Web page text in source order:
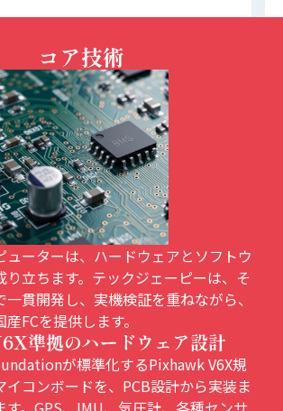
コア技術
ューターは、ハードウェアとソフトウ
り立ちます。テックジェーピーは、そ
貫開発し、実機検証を重ねながら、
FCを提供します。
準拠のハードウェア設計
が標準化するPixhawk V6X規
イコンボードを、PCB設計から実装ま